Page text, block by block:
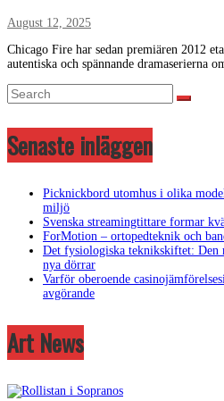
August 12, 2025
Chicago Fire har sedan premiären 2012
autentiska och spännande dramaserierna
Senaste inläggen
Picknickbord utomhus i olika
miljö
Svenska streamingtittare formar
ForMotion – ortopedteknik och
Det fysiologiska teknikskiftet: Den
nya dörrar
Varför oberoende
avgörande
Art News